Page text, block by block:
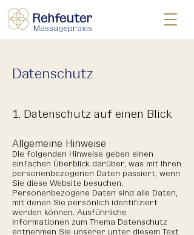
Rehfeuter
Massagepraxis
Datenschutz
1. Datenschutz auf einen Blick
Allgemeine Hinweise
Die folgenden Hinweise geben einen
einfachen Überblick darüber, was mit Ihren
personenbezogenen Daten passiert, wenn
Sie diese Website besuchen.
Personenbezogene Daten sind alle Daten,
mit denen Sie persönlich identifiziert
werden können. Ausführliche
Informationen zum Thema Datenschutz
entnehmen Sie unserer unter diesem Text